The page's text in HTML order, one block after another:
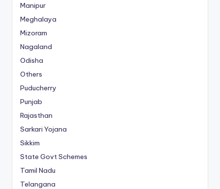
Manipur
Meghalaya
Mizoram
Nagaland
Odisha
Others
Puducherry
Punjab
Rajasthan
Sarkari Yojana
Sikkim
State Govt Schemes
Tamil Nadu
Telangana